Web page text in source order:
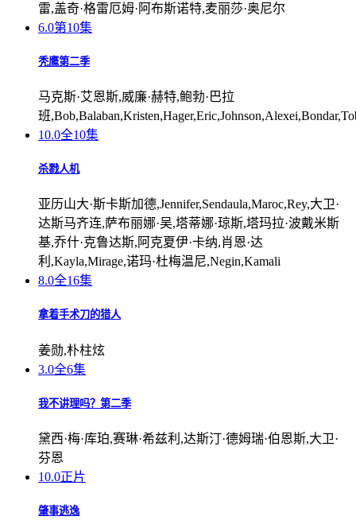
雷,盖奇·格雷厄姆·阿布斯诺特,麦丽莎·奥尼尔
6.0第10集
秃鹰第二季
马克斯·艾恩斯,威廉·赫特,鲍勃·巴拉
班
10.0全10集
杀戮人机
亚历山大·斯卡斯加德,Jennifer,Sendaula,Maroc,Rey,大卫·
达斯马齐连,萨布丽娜·吴,塔蒂娜·琼斯,塔玛拉·波戴米斯
基,乔什·克鲁达斯,阿克夏伊·卡纳,肖恩·达
利,Kayla,Mirage,诺玛·杜梅温尼,Negin,Kamali
8.0全16集
拿着手术刀的猎人
姜勋,朴柱炫
3.0全6集
我不讲理吗？第二季
黛西·梅·库珀,赛琳·希兹利,达斯汀·德姆瑞·伯恩斯,大卫·
芬恩
10.0正片
肇事逃逸